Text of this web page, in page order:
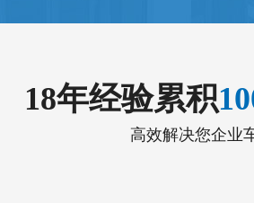
18年经验累积
高效解决您企业